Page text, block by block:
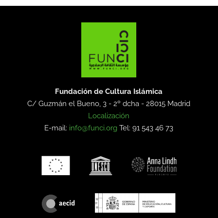
Fundación de Cultura Islámica
C/ Guzmán el Bueno, 3 - 2º dcha -28015 Madrid
Localización
E-mail: info@funci.org Tel: 91 543 46 73